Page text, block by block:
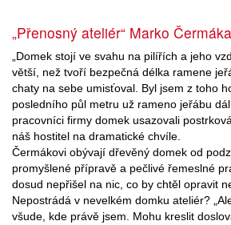
„Přenosný ateliér“ Marko Čermáka
„Domek stojí ve svahu na pilířích a jeho
větší, než tvoří bezpečná délka ramene
chaty na sebe umisťoval. Byl jsem z toho
posledního půl metru už rameno jeřábu
pracovníci firmy domek usazovali
náš hostitel na dramatické chvíle.
Čermákovi obývají dřevěný domek od
promyšlené přípravě a pečlivé řemeslné
dosud nepřišel na nic, co by chtěl opravit
Nepostrádá v nevelkém domku ateliér?
všude, kde právě jsem. Mohu kreslit